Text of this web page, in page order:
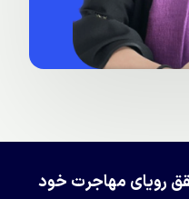
رویای مهاجرت خود